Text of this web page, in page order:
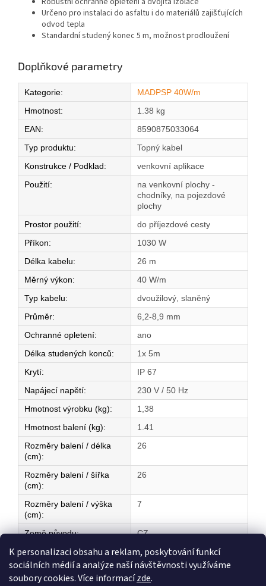
K personalizaci obsahu a reklam, poskytování funkcí
sociálních médií a analýze naší návštěvnosti využíváme
soubory cookies. Více informacízde.
Určeno pro instalaci do asfaltu i do materiálů zajišťujících
odvod tepla
Standardní studený konec 5 m, možnost prodloužení
Doplňkové parametry
Kategorie:
MADPSP 40W/m
Hmotnost:
1.38 kg
EAN:
8590875033064
Typ produktu:
Topný kabel
Konstrukce / Podklad:
venkovní aplikace
Použití:
na venkovní plochy -
chodníky, na pojezdové
plochy
Prostor použití:
do příjezdové cesty
Příkon:
1030 W
Délka kabelu:
26 m
Měrný výkon:
40 W/m
Typ kabelu:
dvoužilový, slaněný
Průměr:
6,2-8,9 mm
Ochranné opletení:
ano
Délka studených konců:
1x 5m
Krytí:
IP 67
Napájecí napětí:
230 V / 50 Hz
Hmotnost výrobku (kg):
1,38
Hmotnost balení (kg):
1.41
Rozměry balení / délka
(cm):
26
Rozměry balení / šířka
(cm):
26
Rozměry balení / výška
(cm):
7
Země původu: CZ